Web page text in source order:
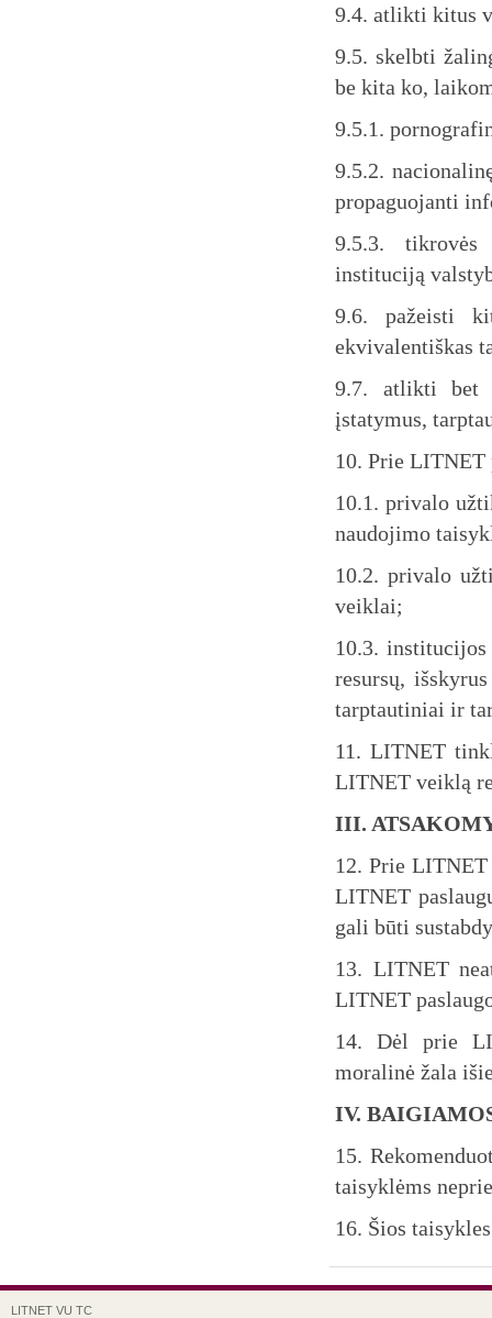
9.4. atlikti kitus
9.5. skelbti
be kita ko,
9.5.1.
9.5.2.
propaguojanti
9.5.3. tikrovės
instituciją
9.6. pažeisti
ekvivalentiškas
9.7. atlikti bet
įstatymus,
10. Prie
10.1. privalo
naudojimo
10.2. privalo
veiklai;
10.3.
resursų,
tarptautiniai ir
11. LITNET
LITNET veiklą
III.
12. Prie
LITNET
gali būti
13. LITNET
LITNET
14. Dėl prie
moralinė žala
IV.
15.
taisyklėms
16. Šios
LITNET VU TC